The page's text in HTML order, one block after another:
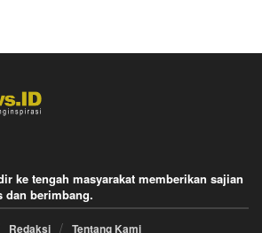
ke tengah masyarakat memberikan sajian
dan berimbang.
Redaksi Tentang Kami